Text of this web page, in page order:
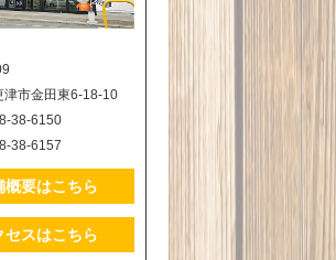
津市金田東6-18-10
38-6150
38-6157
概要はこちら
セスはこちら